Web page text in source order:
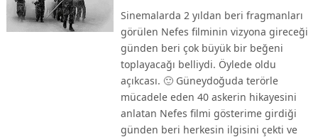
Sinemalarda 2 yıldan beri fragmanları
görülen Nefes filminin vizyona gireceği
günden beri çok büyük bir beğeni
toplayacağı belliydi. Öylede oldu
açıkcası. 🙂 Güneydoğuda terörle
mücadele eden 40 askerin hikayesini
anlatan Nefes filmi gösterime girdiği
günden beri herkesin ilgisini çekti ve